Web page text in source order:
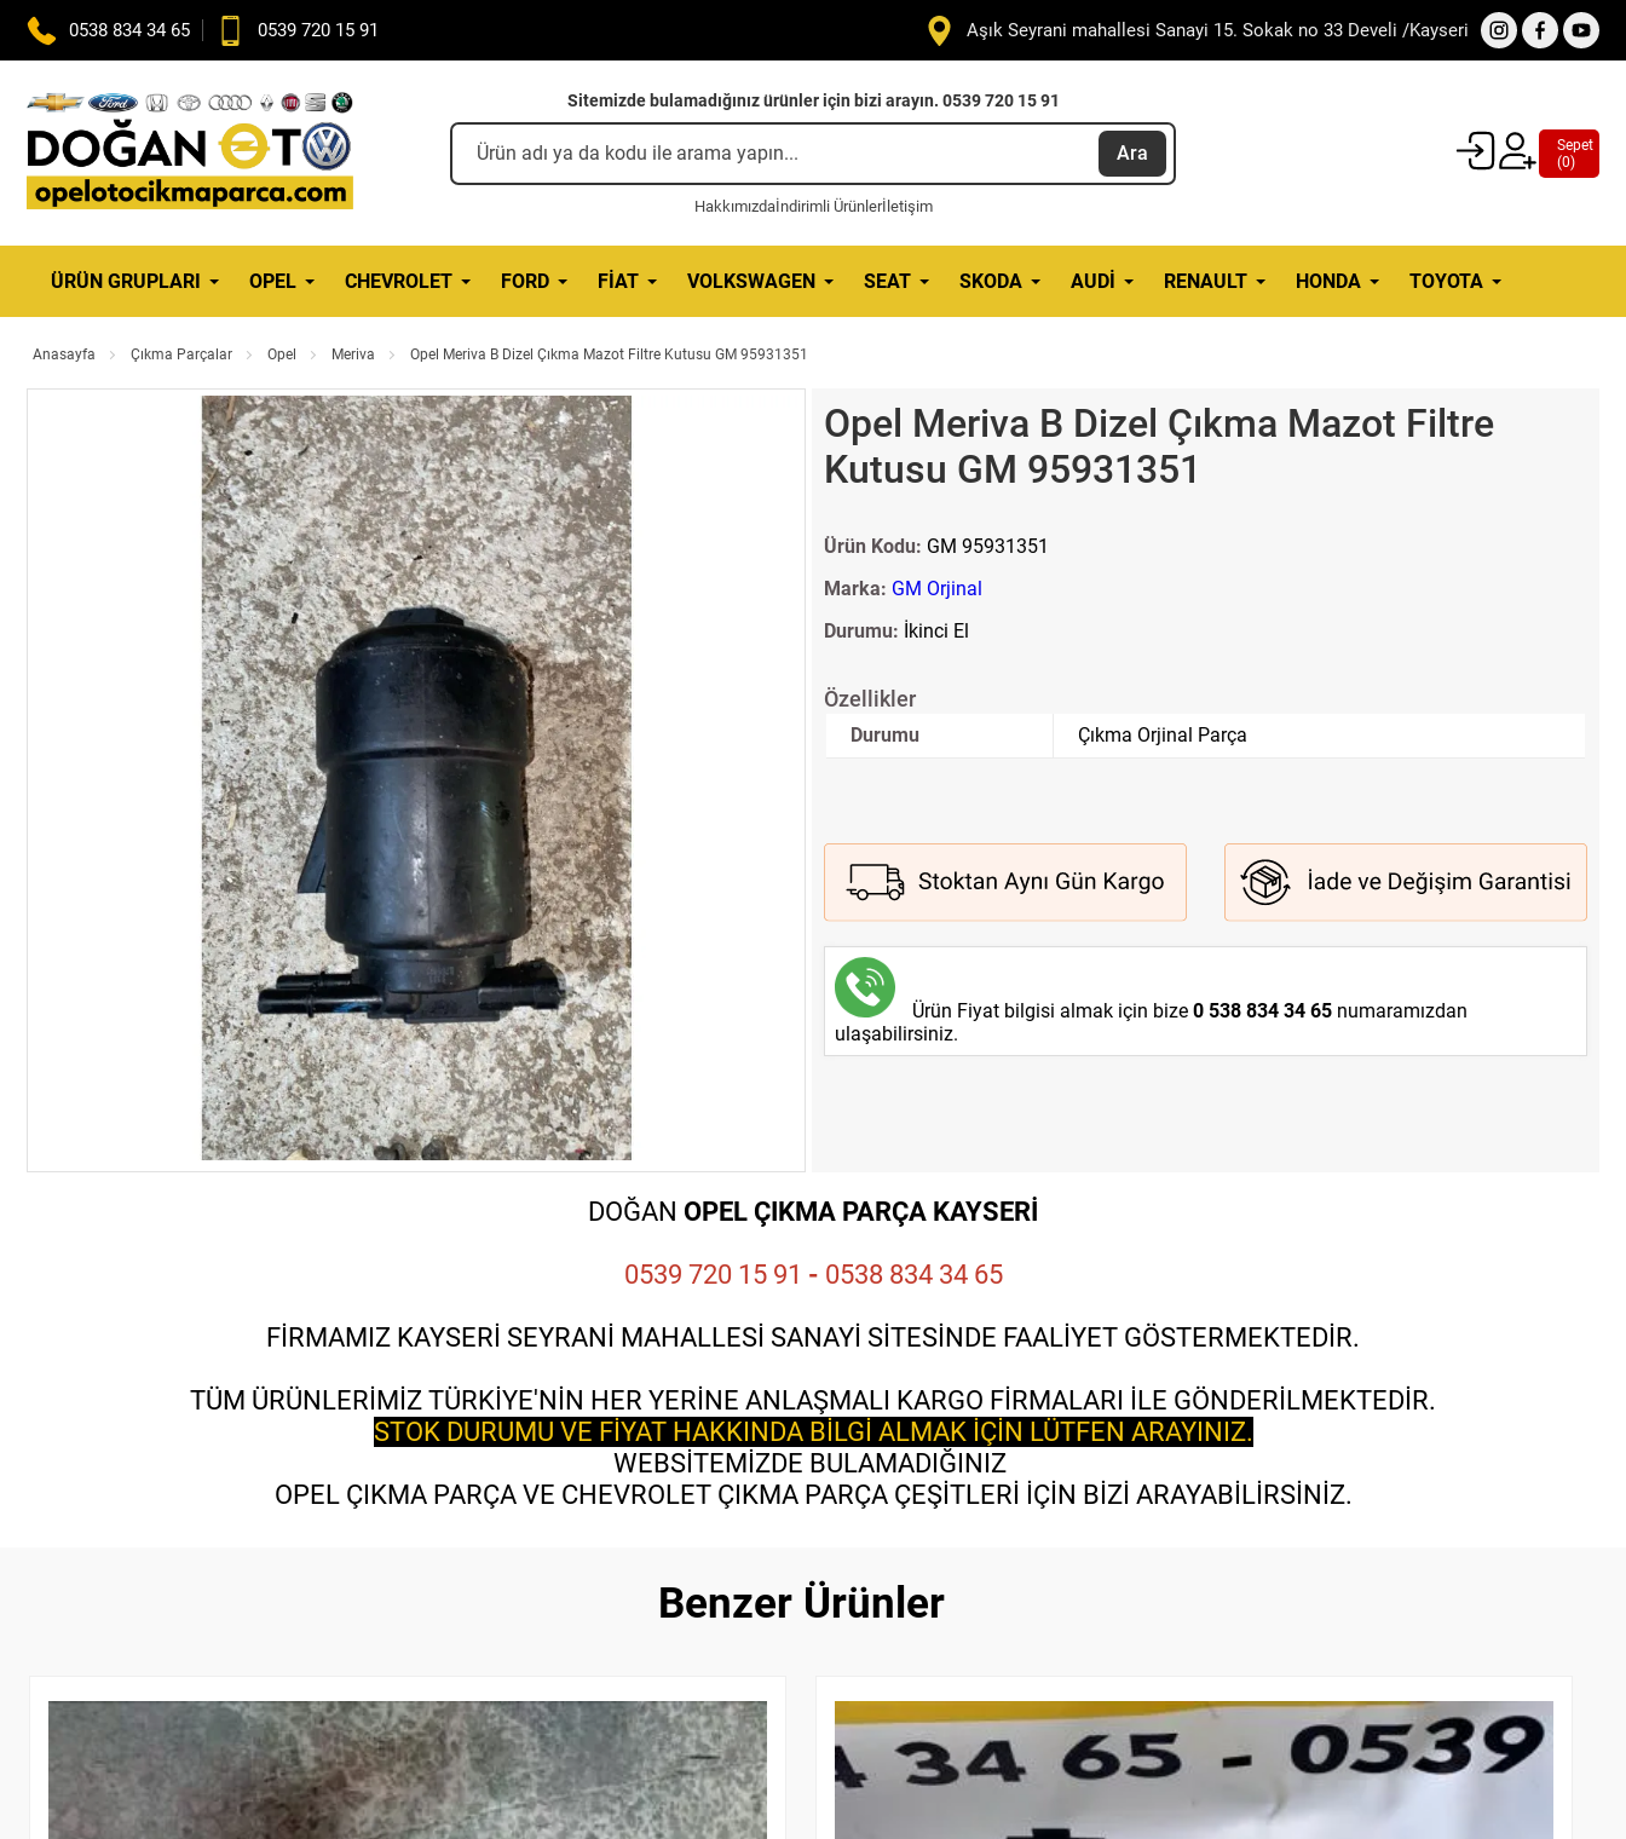
0538 834 34 65 0539 720 15 91 Aşık Seyrani mahallesi Sanayi 15. Sokak no 33 Develi /Kayseri
Sitemizde bulamadığınız ürünler için bizi arayın. 0539 720 15 91
Ara
Hakkımızdaİndirimli Ürünlerİletişim
Sepet
(0)
ÜRÜN GRUPLARI OPEL CHEVROLET FORD FIAT VOLKSWAGEN SEAT SKODA AUDI RENAULT HONDA TOYOTA
Anasayfa Çıkma Parçalar Opel Meriva Opel Meriva B Dizel Çıkma Mazot Filtre Kutusu GM 95931351
Opel Meriva B Dizel Çıkma Mazot Filtre
Kutusu GM 95931351
Ürün Kodu: GM 95931351
Marka: GM Orjinal
Durumu: İkinci El
Özellikler
Durumu Çıkma Orjinal Parça
Ürün Fiyat bilgisi almak için bize 0 538 834 34 65numaramızdan
ulaşabilirsiniz.
DOĞAN OPEL ÇIKMA PARÇA KAYSERİ
0539 720 15 91 - 0538 834 34 65
FİRMAMIZ KAYSERİ SEYRANİ MAHALLESİ SANAYİ SİTESİNDE FAALİYET GÖSTERMEKTEDİR.
TÜM ÜRÜNLERİMİZ TÜRKİYE'NİN HER YERİNE ANLAŞMALI KARGO FİRMALARI İLE GÖNDERİLMEKTEDİR.
STOK DURUMU VE FİYAT HAKKINDA BİLGİ ALMAK İÇİN LÜTFEN ARAYINIZ.
WEBSİTEMİZDE BULAMADIĞINIZ
OPEL ÇIKMA PARÇA VE CHEVROLET ÇIKMA PARÇA ÇEŞİTLERİ İÇİN BİZİ ARAYABİLİRSİNİZ.
Benzer Ürünler